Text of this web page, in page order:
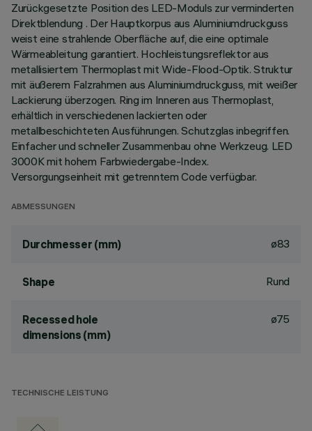
Zurückgesetzte Position des LED-Moduls zur verminderten
Direktblendung . Der Hauptkorpus aus Aluminiumdruckguss
weist eine strahlende Oberfläche auf, die eine optimale
Wärmeableitung garantiert. Hochleistungsreflektor aus
metallisiertem Thermoplast mit Wide-Flood-Optik. Struktur
mit äußerem Falzrahmen aus Aluminiumdruckguss, mit weißer
Lackierung überzogen. Ring im Inneren aus Thermoplast,
erhältlich in verschiedenen lackierten oder
metallbeschichteten Ausführungen. Schutzglas inbegriffen.
Einfacher und schneller Zusammenbau ohne Werkzeug. LED
3000K mit hohem Farbwiedergabe-Index.
Versorgungseinheit mit getrenntem Code verfügbar.
ABMESSUNGEN
Durchmesser (mm) ø83
Shape Rund
Recessed hole
dimensions (mm)
ø75
TECHNISCHE LEISTUNG